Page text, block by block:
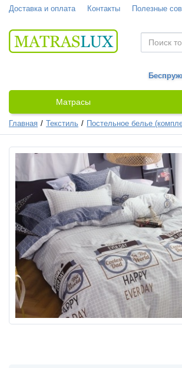
Доставка и оплата Контакты Полезные
Матрасы
Главная Текстиль Постельное белье